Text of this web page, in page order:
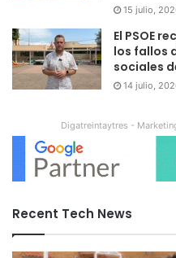
15 julio,
El PSOE
los fallos
sociales
14 julio,
Digatreintaytres -
Recent Tech News